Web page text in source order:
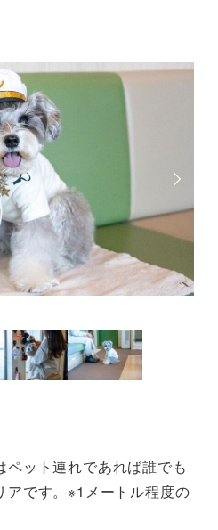
ペット連れであれば誰でも
アです。※1メートル程度の